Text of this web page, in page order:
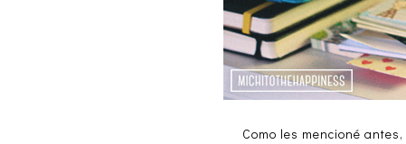
Como les mencioné